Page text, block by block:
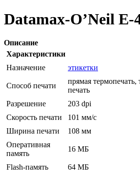
Datamax-O’Neil E-
Описание
Характеристики
Назначение
этикетки
Способ печати
прямая термопечать,
печать
Разрешение
203 dpi
Скорость печати
101 мм/с
Ширина печати
108 мм
Оперативная
память
16 МБ
Flash-память
64 МБ